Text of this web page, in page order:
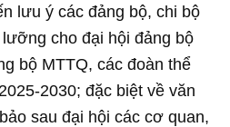
lưu ý các đảng bộ, chi bộ
cho đại hội đảng bộ
bộ MTTQ, các đoàn thể
2030; đặc biệt về văn
sau đại hội các cơ quan,